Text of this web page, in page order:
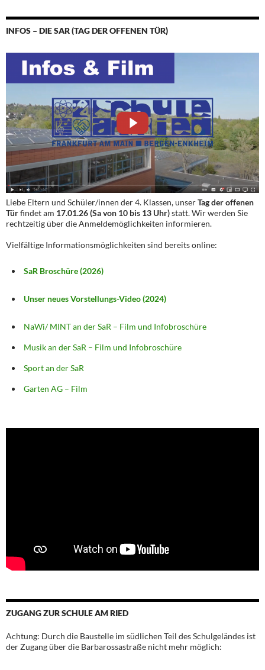
INFOS – DIE SAR (TAG DER OFFENEN TÜR)
Liebe Eltern und Schüler/innen der 4. Klassen, unserTag der offenen
Türfindet am 17.01.26 (Sa von 10 bis 13 Uhr)statt. Wir werden Sie
rechtzeitig über die Anmeldemöglichkeiten informieren.
Vielfältige Informationsmöglichkeiten sind bereits online:
SaR Broschüre (2026)
Unser neues Vorstellungs-Video (2024)
NaWi/ MINT an der SaR – Film und Infobroschüre
Musik an der SaR – Film und Infobroschüre
Sport an der SaR
Garten AG – Film
ZUGANG ZUR SCHULE AM RIED
Achtung: Durch die Baustelle im südlichen Teil des Schulgeländes ist
der Zugang über die Barbarossastraße nicht mehr möglich: